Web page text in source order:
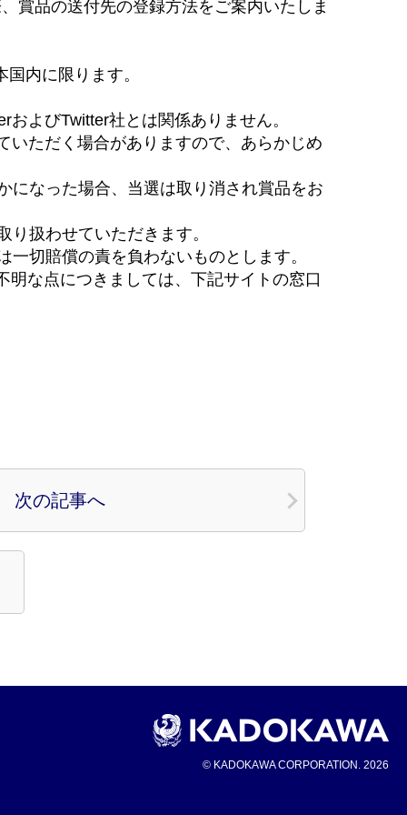
賞品の送付先の登録方法をご案内いたしま
内に限ります。
よびTwitter社とは関係ありません。
ただく場合がありますので、あらかじめ
なった場合、当選は取り消され賞品をお
扱わせていただきます。
切賠償の責を負わないものとします。
な点につきましては、下記サイトの窓口
次の記事へ
© KADOKAWA CORPORATION. 2026